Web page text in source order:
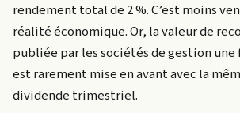
rendement total de 2 %. C’est moins
réalité économique. Or, la valeur de
publiée par les sociétés de gestion une
est rarement mise en avant avec la
dividende trimestriel.